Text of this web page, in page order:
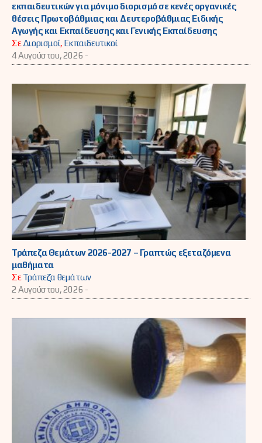
εκπαιδευτικών για μόνιμο διορισμό σε κενές οργανικές
θέσεις Πρωτοβάθμιας και Δευτεροβάθμιας Ειδικής
Αγωγής και Εκπαίδευσης και Γενικής Εκπαίδευσης
ΣεΔιορισμοί, Εκπαιδευτικοί
4 Αυγούστου, 2026 -
Τράπεζα Θεμάτων 2026-2027 – Γραπτώς εξεταζόμενα
μαθήματα
ΣεΤράπεζα θεμάτων
2 Αυγούστου, 2026 -